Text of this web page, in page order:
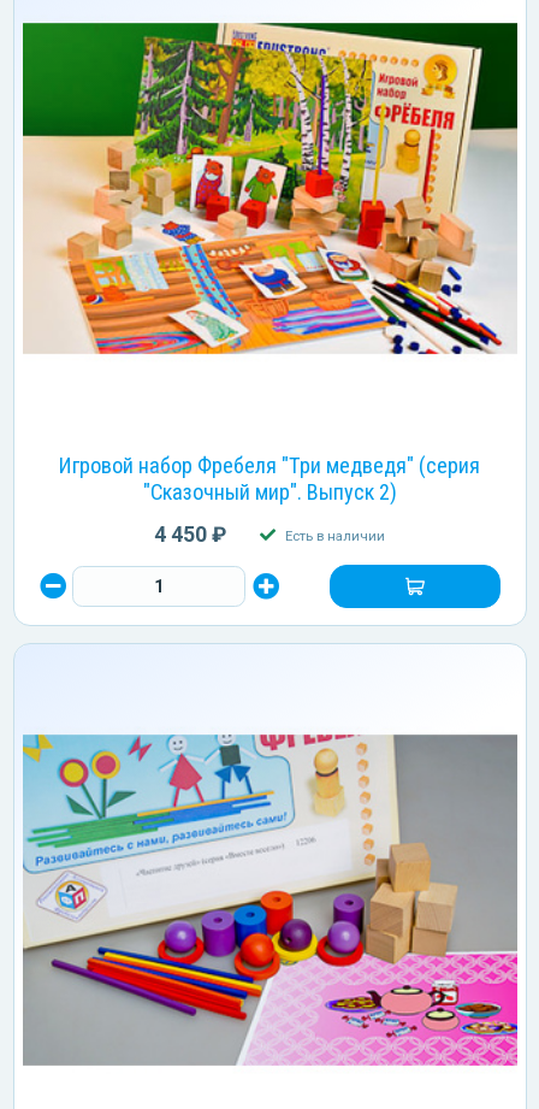
Игровой набор Фребеля "Три медведя" (серия
"Сказочный мир". Выпуск 2)
4 450 ₽ Есть в наличии